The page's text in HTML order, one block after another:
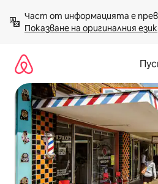
към
съдържанието
Показване на оригиналния език